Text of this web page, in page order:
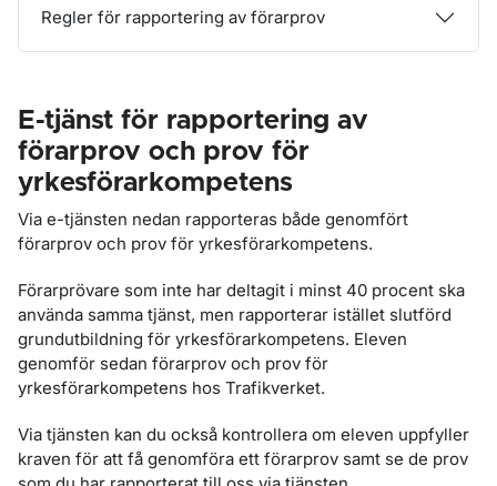
Regler för rapportering av förarprov
E-tjänst för rapportering av
förarprov och prov för
yrkesförarkompetens
Via e-tjänsten nedan rapporteras både genomfört
förarprov och prov för yrkesförarkompetens.
Förarprövare som inte har deltagit i minst 40 procent ska
använda samma tjänst, men rapporterar istället slutförd
grundutbildning för yrkesförarkompetens. Eleven
genomför sedan förarprov och prov för
yrkesförarkompetens hos Trafikverket.
Via tjänsten kan du också kontrollera om eleven uppfyller
kraven för att få genomföra ett förarprov samt se de prov